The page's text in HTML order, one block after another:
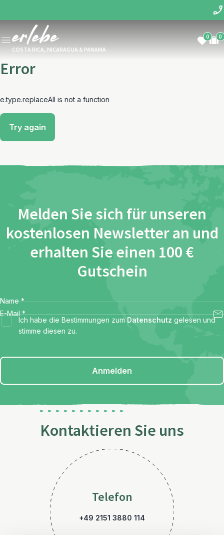
COSTA RICA, NICARAGUA & PANAMA
0 0
Error
e.type.replaceAll is not a function
Try again
Melden Sie sich für unseren
kostenlosen Newsletter an und
erhalten Sie einen 100 €
Gutschein
Name *
E-Mail *
Ich habe die Bestimmungen zum Datenschutz gelesen und
stimme diesen zu.
Anmelden
Kontaktieren Sie uns
Telefon
+49 2151 3880 114